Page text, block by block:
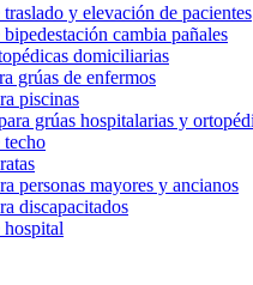
y elevación de pacientes
cambia pañales
domiciliarias
grúas de enfermos
piscinas
grúas hospitalarias y
personas mayores y ancianos
discapacitados